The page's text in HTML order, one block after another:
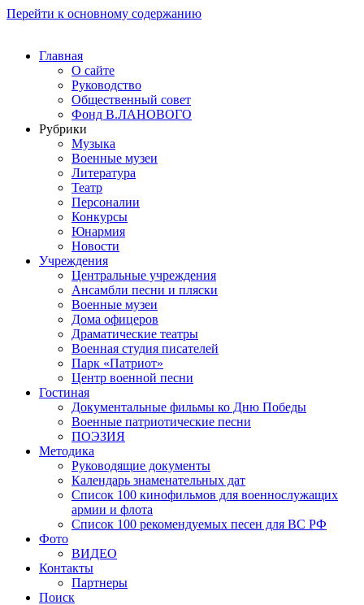
Перейти к основному содержанию
Главная
О сайте
Руководство
Общественный совет
Фонд В.ЛАНОВОГО
Рубрики
Музыка
Военные музеи
Литература
Театр
Персоналии
Конкурсы
Юнармия
Новости
Учреждения
Центральные учреждения
Ансамбли песни и пляски
Военные музеи
Дома офицеров
Драматические театры
Военная студия писателей
Парк «Патриот»
Центр военной песни
Гостиная
Документальные фильмы ко Дню Победы
Военные патриотические песни
ПОЭЗИЯ
Методика
Руководящие документы
Календарь знаменательных дат
Список 100 кинофильмов для военнослужащих
армии и флота
Список 100 рекомендуемых песен для ВС РФ
Фото
ВИДЕО
Контакты
Партнеры
Поиск